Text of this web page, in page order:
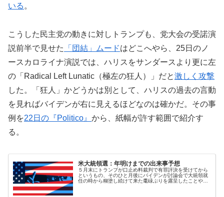
いる 。
こうした民主党の動きに対しトランプも、党大会の受諾演
説前半で見せた
「団結」ムードはどこへやら、25日のノ
ースカロライナ演説では、ハリスをサンダースより更に左
の「Radical Left Lunatic（極左の狂人）」だと激しく攻撃
した。「狂人」かどうかは別として、ハリスの過去の言動
を見ればバイデンが右に見えるほどなのは確かだ。その事
例を22日の『Politico』 から、紙幅が許す範囲で紹介す
る。
米大統領選：年明けまでの出来事予想
５月末にトランプが口止め料裁判で有罪評決を受けてから
というもの、そのひと月後にバイデンが討論会で大統領就
任の時から糊塗し続けて来た耄碌ぶりを露呈したことや、